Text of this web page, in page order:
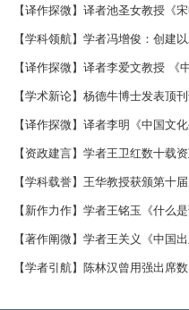
【译作探微】译者池圣女教授《
【译作探微】译者李明《中国文
【资政建言】学者王卫红数十载
【新作力作】学者王铭玉《什么是